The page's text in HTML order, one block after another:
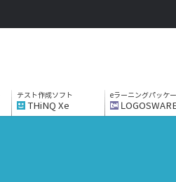
テスト作成ソフト
THiNQ Xe
eラーニングパッケ